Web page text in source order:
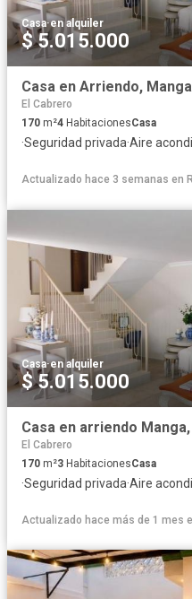
Casa·en alquiler
$ 5.015.000
Casa en Arriendo,
El Cabrero
170 m²4 HabitacionesCasa
·Seguridad privada·Aire
Actualizado hace 3 semanas en
Casa·en alquiler
$ 5.015.000
Casa en arriendo
El Cabrero
170 m²3 HabitacionesCasa
·Seguridad privada·Aire
Actualizado hace más de 1 mes